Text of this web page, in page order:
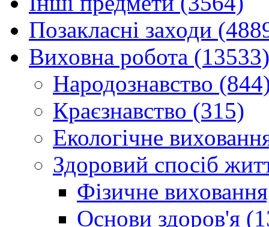
Позакласні заходи
Виховна робота (13533)
Народознавство
Краєзнавство (315)
Екологічне
Здоровий спосіб
Фізичне
Основи здоров'я